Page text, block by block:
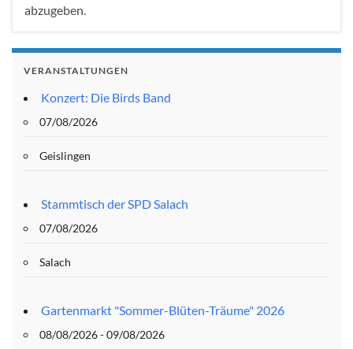
abzugeben.
VERANSTALTUNGEN
Konzert: Die Birds Band
07/08/2026
Geislingen
Stammtisch der SPD Salach
07/08/2026
Salach
Gartenmarkt "Sommer-Blüten-Träume" 2026
08/08/2026 - 09/08/2026